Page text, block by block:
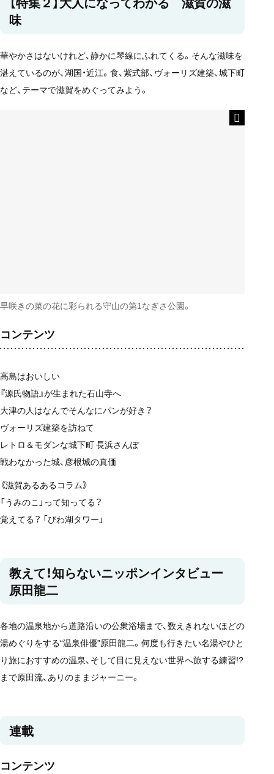
味
華やかさはないけれど、静かに琴線にふれてくる。そんな滋味を
湛えているのが、湖国・近江。食、紫式部、ヴォーリズ建築、城下町
など、テーマで滋賀をめぐってみよう。
早咲きの菜の花に彩られる守山の第1なぎさ公園。
コンテンツ
高島はおいしい
『源氏物語』が生まれた石山寺へ
大津の人はなんでそんなにパンが好き？
ヴォーリズ建築を訪ねて
レトロ＆モダンな城下町 長浜さんぽ
戦わなかった城、彦根城の真価
《滋賀あるあるコラム》
「うみのこ」って知ってる？
覚えてる？ 「びわ湖タワー」
教えて！知らないニッポンインタビュー
原田龍二
各地の温泉地から道路沿いの公衆浴場まで、数えきれないほどの
湯めぐりをする“温泉俳優”原田龍二。何度も行きたい名湯やひと
り旅におすすめの温泉、そして目に見えない世界へ旅する練習!?
まで原田流、ありのままジャーニー。
連載
コンテンツ